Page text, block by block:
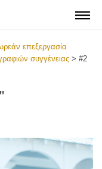
επεξεργασία
συγγένειας > #2